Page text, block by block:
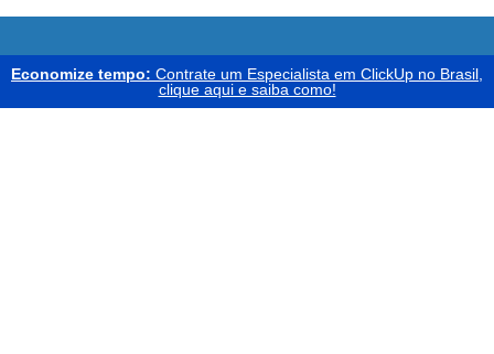
Economize tempo: Contrate um Especialista em ClickUp no Brasil,
clique aqui e saiba como!